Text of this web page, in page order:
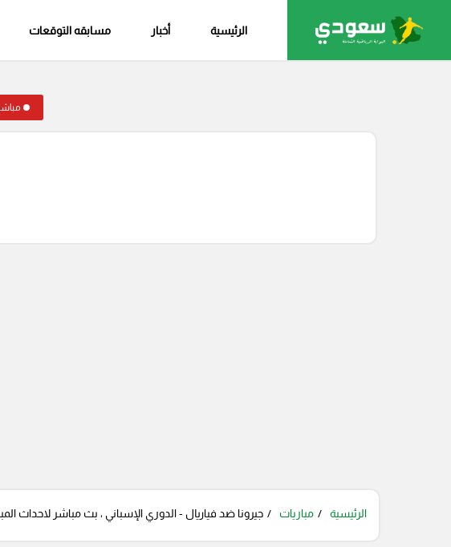
الرئيسية أخبار مسابقه التوقعات
الرئيسية مباريات جيرونا ضد فياريال - الدوري الإسباني ، بث مباشر لاحداث